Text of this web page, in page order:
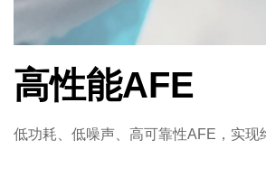
高性能AFE
低功耗、低噪声、高可靠性AFE，实